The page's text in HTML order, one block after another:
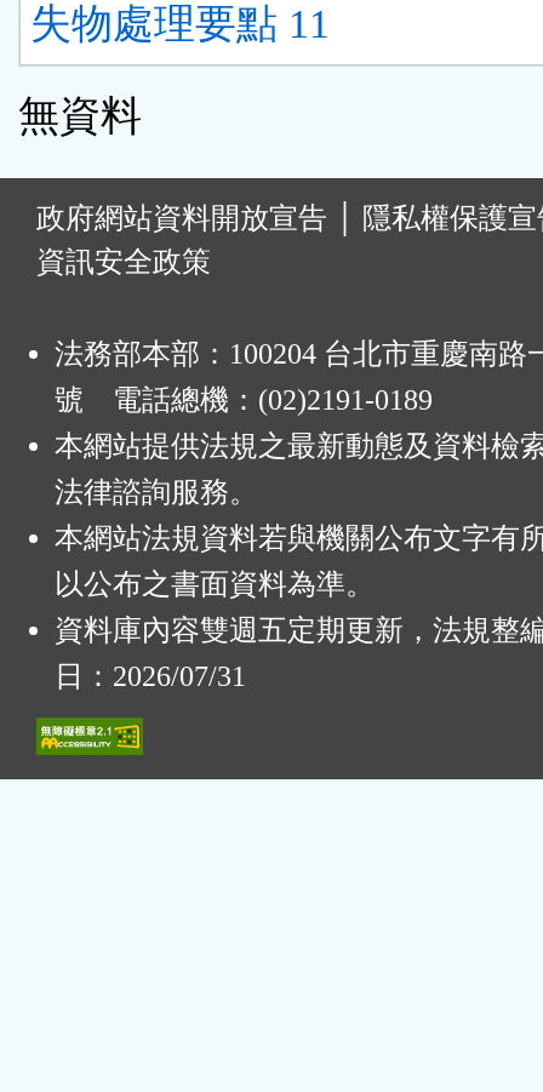
失物處理要點 11
無資料
政府網站資料開放宣告
隱私權保護
資訊安全政策
法務部本部：100204 台北市重慶南路
號 電話總機：(02)2191-0189
本網站提供法規之最新動態及資料檢
法律諮詢服務。
本網站法規資料若與機關公布文字有
以公布之書面資料為準。
資料庫內容雙週五定期更新，法規整
日：2026/07/31